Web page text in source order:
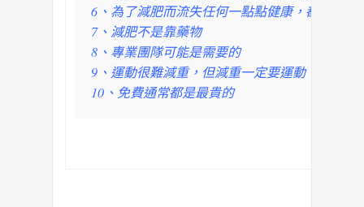
6、為了減肥而流失任何一點點健康，都是不值
7、減肥不是靠藥物
8、專業團隊可能是需要的
9、運動很難減重，但減重一定要運動
10、免費通常都是最貴的